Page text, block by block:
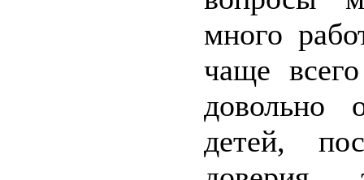
много
чаще
довольно
детей,